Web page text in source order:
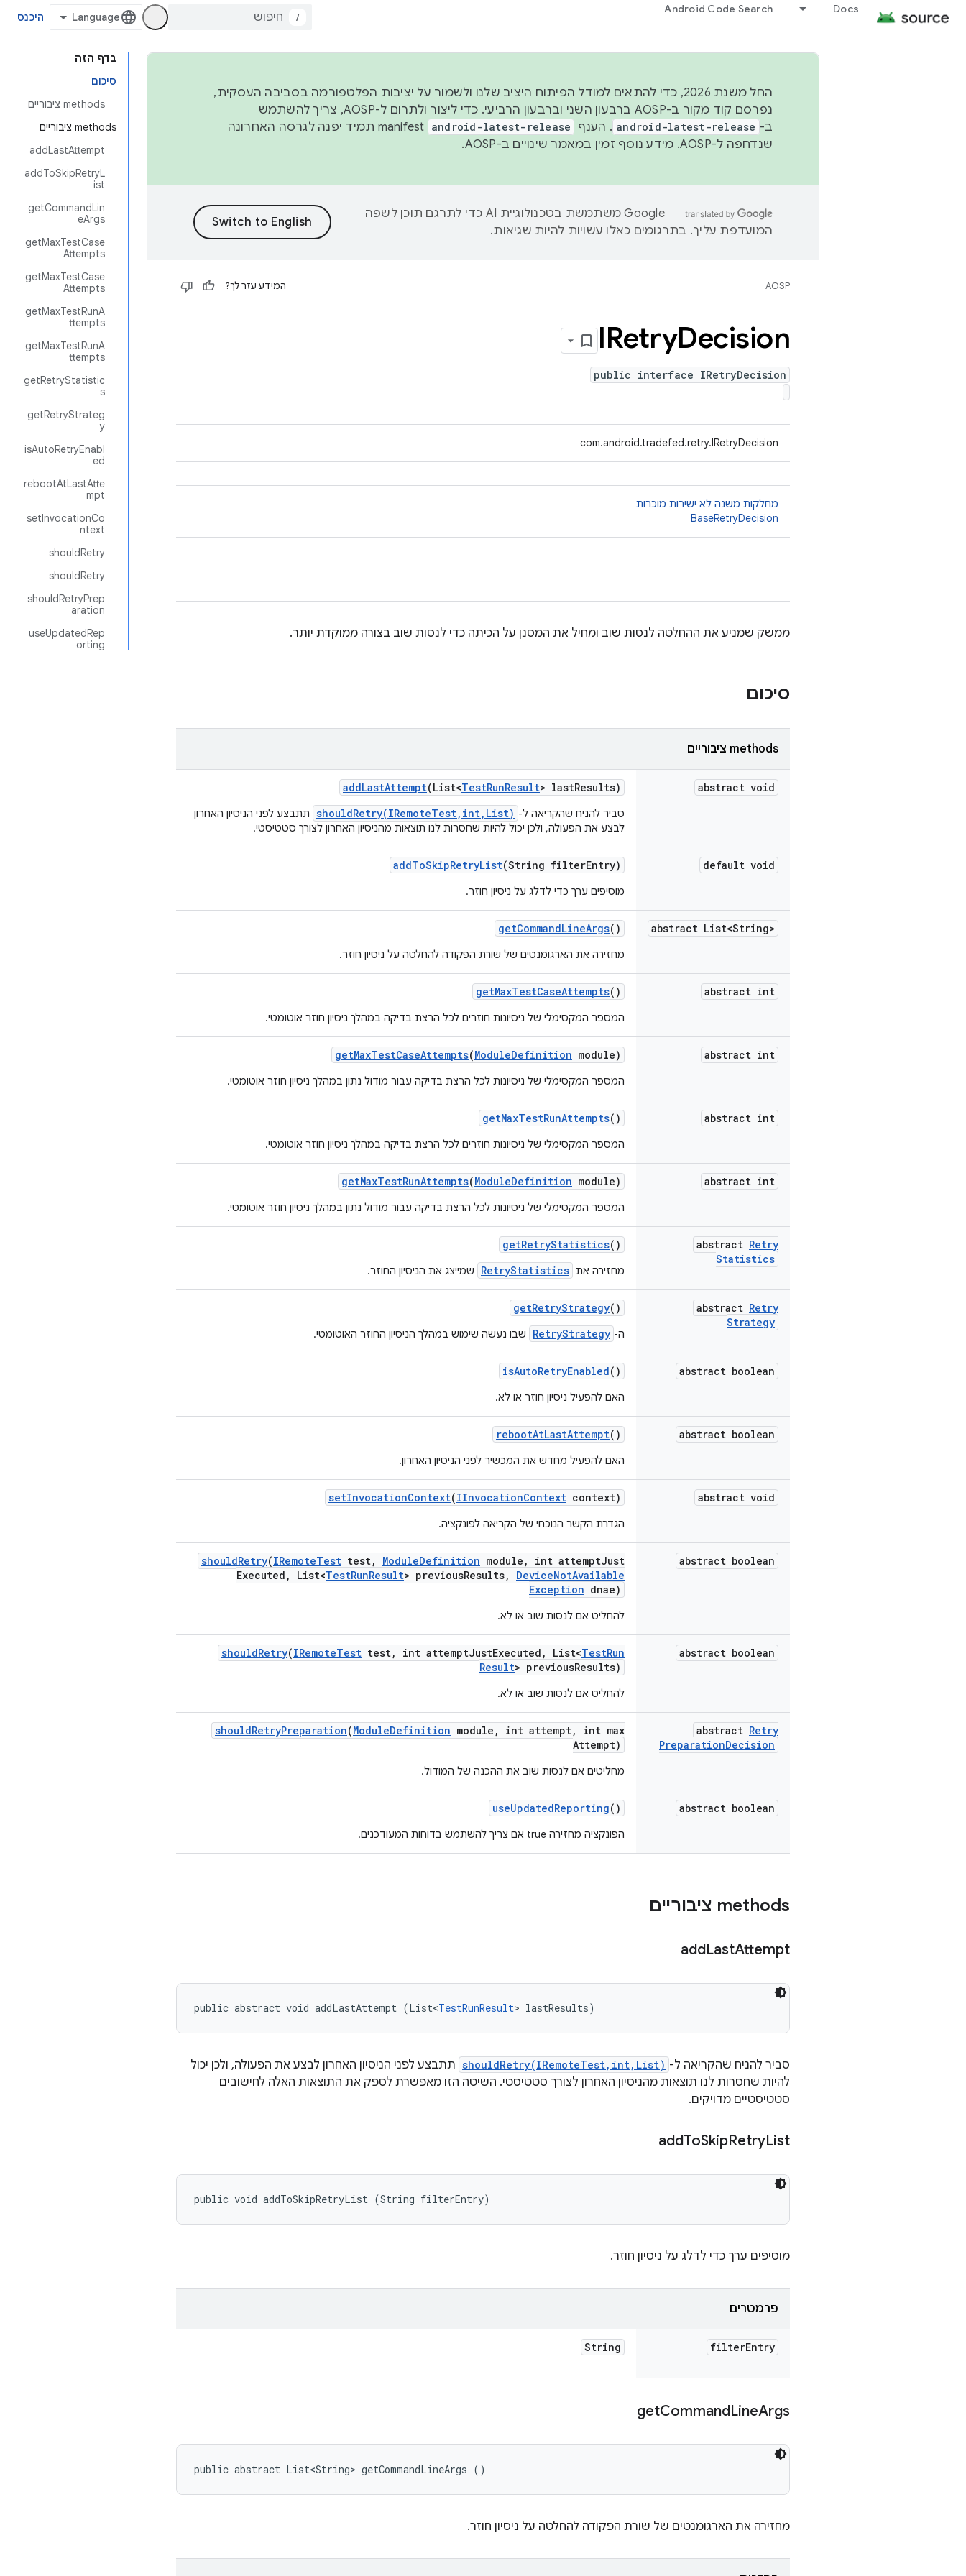
Docs
Android Code Search
/ היכנס
בדף הזה
סיכום
‫methods ציבוריים
‫methods ציבוריים
addLastAttempt
addToSkipRetryL
ist
getCommandLin
eArgs
getMaxTestCase
Attempts
getMaxTestCase
Attempts
getMaxTestRunA
ttempts
getMaxTestRunA
ttempts
getRetryStatistic
s
getRetryStrateg
y
isAutoRetryEnabl
ed
rebootAtLastAtte
mpt
setInvocationCo
ntext
shouldRetry
shouldRetry
shouldRetryPrep
aration
useUpdatedRep
orting
החל משנת 2026, כדי להתאים למודל הפיתוח היציב שלנו ולשמור על יציבות הפלטפורמה בסביבה העסקית,
נפרסם קוד מקור ב-AOSP ברבעון השני וברבעון הרביעי. כדי ליצור ולתרום ל-AOSP, צריך להשתמש
ב- android-latest-release . הענף android-latest-release
manifest תמיד יפנה לגרסה האחרונה
שנדחפה ל-AOSP. מידע נוסף זמין במאמר
שינויים ב-AOSP .
‫Google משתמשת בטכנולוגיית AI כדי לתרגם תוכן לשפה
המועדפת עליך. בתרגומים כאלו עשויות להיות שגיאות.
AOSP המידע עזר לך?
IRetryDecision
public interface IRetryDecision
com.android.tradefed.retry.IRetryDecision
מחלקות משנה לא ישירות מוכרות
BaseRetryDecision
ממשק שמניע את ההחלטה לנסות שוב ומחיל את המסנן על הכיתה כדי לנסות שוב בצורה ממוקדת יותר.
סיכום
‫methods ציבוריים
abstract void
addLastAttempt(List<TestRunResult> lastResults)
סביר להניח שהקריאה ל- shouldRetry(IRemoteTest,int,List) תתבצע לפני הניסיון האחרון
לבצע את הפעולה, ולכן יכול להיות שחסרות לנו תוצאות מהניסיון האחרון לצורך סטטיסטי.
default void
addToSkipRetryList(String filterEntry)
מוסיפים ערך כדי לדלג על ניסיון חוזר.
abstract List<String>
getCommandLineArgs()
מחזירה את הארגומנטים של שורת הפקודה להחלטה על ניסיון חוזר.
abstract int
getMaxTestCaseAttempts()
המספר המקסימלי של ניסיונות חוזרים לכל הרצת בדיקה במהלך ניסיון חוזר אוטומטי.
abstract int
getMaxTestCaseAttempts(ModuleDefinition module)
המספר המקסימלי של ניסיונות לכל הרצת בדיקה עבור מודול נתון במהלך ניסיון חוזר אוטומטי.
abstract int
getMaxTestRunAttempts()
המספר המקסימלי של ניסיונות חוזרים לכל הרצת בדיקה במהלך ניסיון חוזר אוטומטי.
abstract int
getMaxTestRunAttempts(ModuleDefinition module)
המספר המקסימלי של ניסיונות לכל הרצת בדיקה עבור מודול נתון במהלך ניסיון חוזר אוטומטי.
abstract Retry
Statistics
getRetryStatistics()
מחזירה את RetryStatistics שמייצג את הניסיון החוזר.
abstract Retry
Strategy
getRetryStrategy()
ה- RetryStrategy שבו נעשה שימוש במהלך הניסיון החוזר האוטומטי.
abstract boolean
isAutoRetryEnabled()
האם להפעיל ניסיון חוזר או לא.
abstract boolean
rebootAtLastAttempt()
האם להפעיל מחדש את המכשיר לפני הניסיון האחרון.
abstract void
setInvocationContext(IInvocationContext context)
הגדרת הקשר הנוכחי של הקריאה לפונקציה.
abstract boolean
shouldRetry(IRemoteTest test, ModuleDefinition module , int attemptJust
Executed , List<TestRunResult> previousResults, DeviceNotAvailable
Exception dnae)
להחליט אם לנסות שוב או לא.
abstract boolean
shouldRetry(IRemoteTest test, int attemptJustExecuted , List<TestRun
Result> previousResults)
להחליט אם לנסות שוב או לא.
abstract Retry
PreparationDecision
shouldRetryPreparation(ModuleDefinition module , int attempt,
int max
Attempt)
מחליטים אם לנסות שוב את ההכנה של המודול.
abstract boolean
useUpdatedReporting()
הפונקציה מחזירה true אם צריך להשתמש בדוחות המעודכנים.
‫methods ציבוריים
addLastAttempt
public abstract void addLastAttempt (List<TestRunResult> lastResults)
סביר להניח שהקריאה ל- shouldRetry(IRemoteTest,int,List) תתבצע לפני הניסיון האחרון לבצע את הפעולה, ולכן יכול
להיות שחסרות לנו תוצאות מהניסיון האחרון לצורך סטטיסטי. השיטה הזו מאפשרת לספק את התוצאות האלה לחישובים
סטטיסטיים מדויקים.
addToSkipRetryList
public void addToSkipRetryList (String filterEntry)
מוסיפים ערך כדי לדלג על ניסיון חוזר.
פרמטרים
filterEntry
String
getCommandLineArgs
public abstract List<String> getCommandLineArgs ()
מחזירה את הארגומנטים של שורת הפקודה להחלטה על ניסיון חוזר.